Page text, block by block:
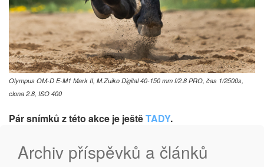
Olympus OM-D E-M1 Mark II, M.Zuiko Digital 40-150 mm f/2.8 PRO, čas 1/2500s,
clona 2.8, ISO 400
Pár snímků z této akce je ještěTADY.
Archiv příspěvků a článků